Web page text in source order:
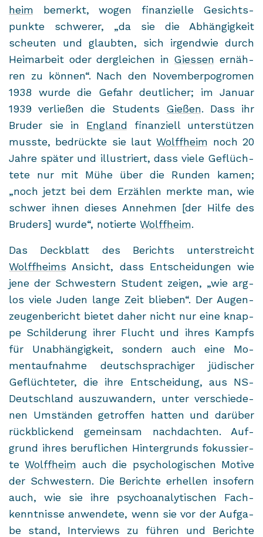
heim be­merkt, wogen fi­nan­zi­el­le Ge­sichts­
punk­te schwe­rer, „da sie die Ab­hän­gig­keit
scheu­ten und glaub­ten, sich ir­gend­wie durch
Heim­ar­beit oder der­glei­chen in Gies­sen er­näh­
ren zu kön­nen“. Nach den No­vem­ber­po­gro­men
1938 wurde die Ge­fahr deut­li­cher; im Ja­nu­ar
1939 ver­lie­ßen die Stu­dents Gie­ßen. Dass ihr
Bru­der sie in Eng­land fi­nan­zi­ell un­ter­stüt­zen
muss­te, be­drück­te sie lautWolff­heim noch 20
Jahre spä­ter und il­lus­triert, dass viele Ge­flüch­
te­te nur mit Mühe über die Run­den kamen;
„noch jetzt bei dem Er­zäh­len merk­te man, wie
schwer ihnen die­ses An­neh­men [der Hilfe des
Bru­ders] wurde“, no­tier­te Wolff­heim.
Das Deck­blatt des Be­richts un­ter­streicht
Wolff­heims An­sicht, dass Ent­schei­dun­gen wie
jene der Schwes­tern Stu­dent zei­gen, „wie arg­
los viele Juden lange Zeit blie­ben“. Der Au­gen­
zeu­gen­be­richt bie­tet daher nicht nur eine knap­
pe Schil­de­rung ihrer Flucht und ihres Kampfs
für Un­ab­hän­gig­keit, son­dern auch eine Mo­
ment­auf­nah­me deutsch­spra­chi­ger jü­di­scher
Ge­flüch­te­ter, die ihre Ent­schei­dung, aus NS-​
Deutschland aus­zu­wan­dern, unter ver­schie­de­
nen Um­stän­den ge­trof­fen hat­ten und dar­über
rück­bli­ckend ge­mein­sam nach­dach­ten. Auf­
grund ihres be­ruf­li­chen Hin­ter­grunds fo­kus­sier­
teWolff­heim auch die psy­cho­lo­gi­schen Mo­ti­ve
der Schwes­tern. Die Be­rich­te er­hel­len in­so­fern
auch, wie sie ihre psy­cho­ana­ly­ti­schen Fach­
kennt­nis­se an­wen­de­te, wenn sie vor der Auf­ga­
be stand, In­ter­views zu füh­ren und Be­rich­te